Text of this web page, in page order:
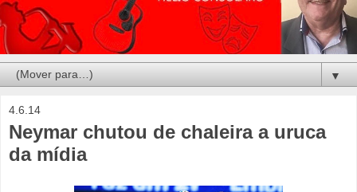
▼
4.6.14
Neymar chutou de chaleira a uruca
da mídia